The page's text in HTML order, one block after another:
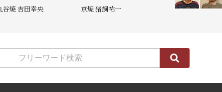
谷焼 吉田幸央 京焼 猪飼祐一